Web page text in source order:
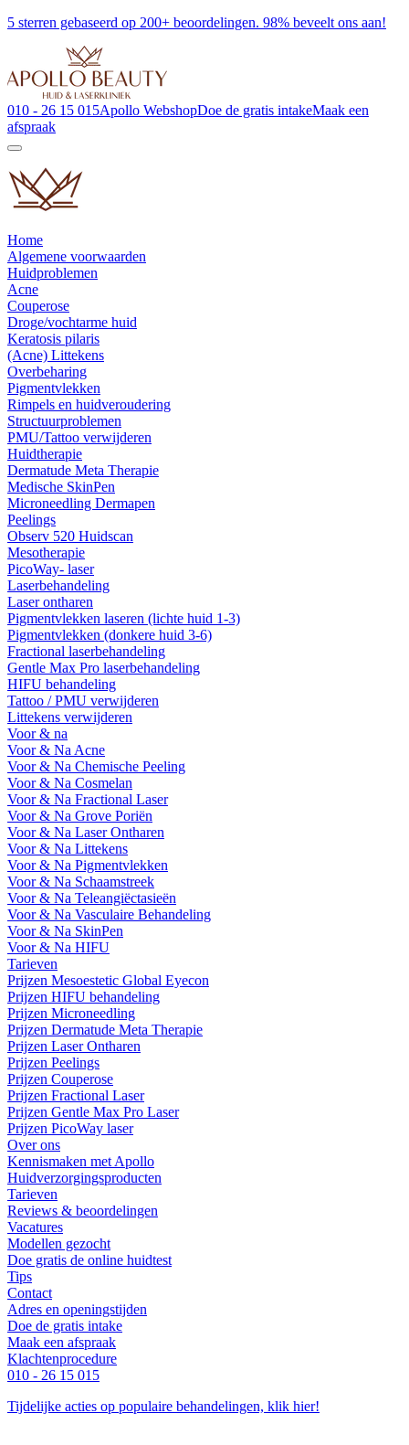
5 sterren gebaseerd op 200+ beoordelingen. 98% beveelt ons aan!
010 - 26 15 015Apollo WebshopDoe de gratis intakeMaak een
afspraak
Home
Algemene voorwaarden
Huidproblemen
Acne
Couperose
Droge/vochtarme huid
Keratosis pilaris
(Acne) Littekens
Overbeharing
Pigmentvlekken
Rimpels en huidveroudering
Structuurproblemen
PMU/Tattoo verwijderen
Huidtherapie
Dermatude Meta Therapie
Medische SkinPen
Microneedling Dermapen
Peelings
Observ 520 Huidscan
Mesotherapie
PicoWay- laser
Laserbehandeling
Laser ontharen
Pigmentvlekken laseren (lichte huid 1-3)
Pigmentvlekken (donkere huid 3-6)
Fractional laserbehandeling
Gentle Max Pro laserbehandeling
HIFU behandeling
Tattoo / PMU verwijderen
Littekens verwijderen
Voor & na
Voor & Na Acne
Voor & Na Chemische Peeling
Voor & Na Cosmelan
Voor & Na Fractional Laser
Voor & Na Grove Poriën
Voor & Na Laser Ontharen
Voor & Na Littekens
Voor & Na Pigmentvlekken
Voor & Na Schaamstreek
Voor & Na Teleangiëctasieën
Voor & Na Vasculaire Behandeling
Voor & Na SkinPen
Voor & Na HIFU
Tarieven
Prijzen Mesoestetic Global Eyecon
Prijzen HIFU behandeling
Prijzen Microneedling
Prijzen Dermatude Meta Therapie
Prijzen Laser Ontharen
Prijzen Peelings
Prijzen Couperose
Prijzen Fractional Laser
Prijzen Gentle Max Pro Laser
Prijzen PicoWay laser
Over ons
Kennismaken met Apollo
Huidverzorgingsproducten
Tarieven
Reviews & beoordelingen
Vacatures
Modellen gezocht
Doe gratis de online huidtest
Tips
Contact
Adres en openingstijden
Doe de gratis intake
Maak een afspraak
Klachtenprocedure
010 - 26 15 015
Tijdelijke acties op populaire behandelingen, klik hier!